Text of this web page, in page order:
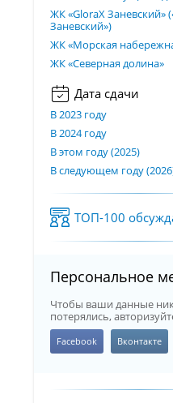
ЖК «GloraX Заневский»​
Заневский»)
ЖК «Морская
ЖК «Северная долина»
Дата сдачи
В 2023 году
В 2024 году
В этом году (2025)
В следующем году
ТОП-100
Персональное
Чтобы ваши данные
потерялись,